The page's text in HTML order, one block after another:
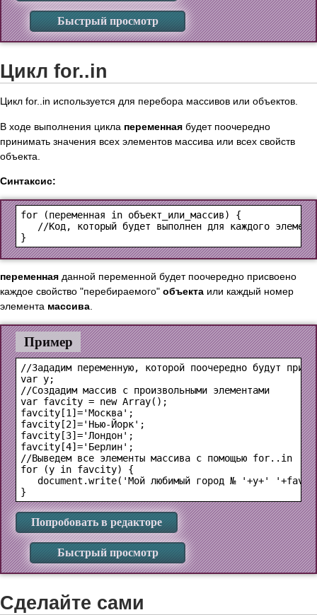
Быстрый просмотр
Цикл for..in
Цикл for..in используется для перебора массивов или объектов.
В ходе выполнения цикла переменная будет поочередно
принимать значения всех элементов массива или всех свойств
объекта.
Синтаксис:
for (переменная in объект_или_массив) {
//Код, который будет выполнен для каждого
переменная данной переменной будет поочередно присвоено
каждое свойство "перебираемого" объекта или каждый номер
элемента массива
Пример
//Зададим переменную, которой поочередно будут
var y;
//Создадим массив с произвольными элементами
var favcity = new Array();
favcity[1]='Москва';
favcity[2]='Нью-Йорк';
favcity[3]='Лондон';
favcity[4]='Берлин';
//Выведем все элементы массива с помощью for..in
for (y in favcity) {
document.write('Мой любимый город № '+y+'
Попробовать в редакторе
Быстрый просмотр
Сделайте сами